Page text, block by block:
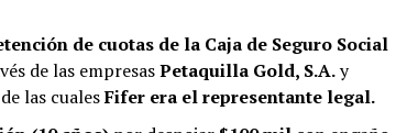
de cuotas de la Caja de Seguro Social
de las empresasPetaquilla Gold, S.A.y
de las cualesFifer era el representante legal.